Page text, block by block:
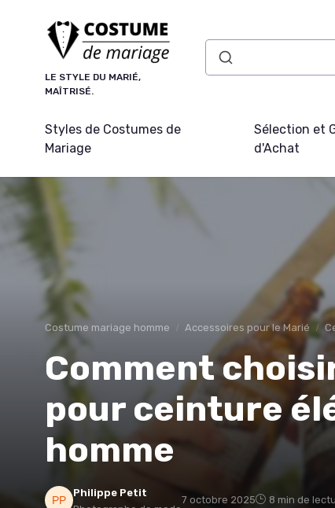
LE STYLE DU MARIÉ,
MAÎTRISÉ.
Styles de Costumes de
Mariage
Sélection et
d'Achat
Costume mariage homme Accessoires pour le Marié
Comment
pour ceinture
homme
Philippe Petit
7 octobre 2025 8 min de